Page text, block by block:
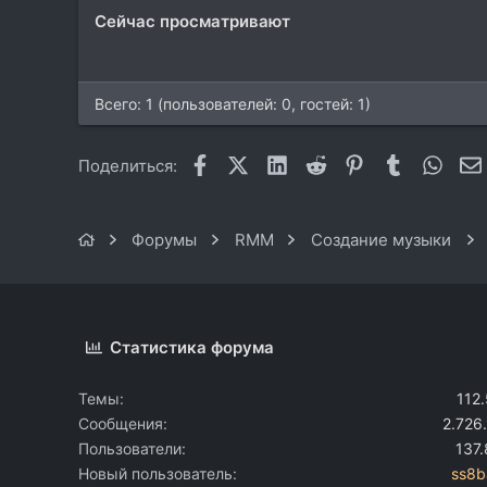
и
Сейчас просматривают
Всего: 1 (пользователей: 0, гостей: 1)
Поделиться: FacebookX (Twitter)
LinkedIn
Reddit Pinterest
Tumblr
Форумы RMM Создание музыки
Статистика форума
Темы
Сообщения
Пользователи
Новый пользователь